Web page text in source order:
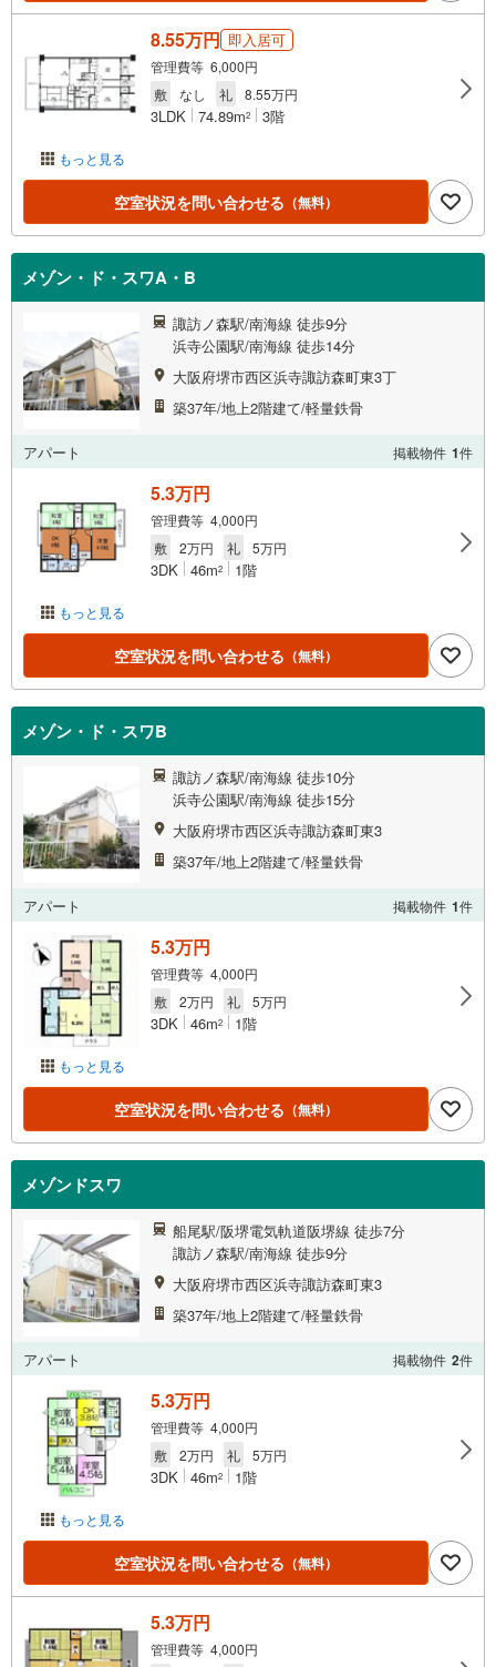
もっと見る
8.55万円 即入居可
管理費等 6,000円
敷
なし 礼 8.55万円
3LDK 74.89m2 3階
空室状況を問い合わせる （無料）
メゾン・ド・スワA・B
諏訪ノ森駅/南海線 徒歩9分
浜寺公園駅/南海線 徒歩14分
大阪府堺市西区浜寺諏訪森町東3丁
築37年/地上2階建て/軽量鉄骨
アパート 掲載物件 1件
もっと見る
5.3万円
管理費等 4,000円
敷
2万円 礼 5万円
3DK 46m2 1階
空室状況を問い合わせる （無料）
メゾン・ド・スワB
諏訪ノ森駅/南海線 徒歩10分
浜寺公園駅/南海線 徒歩15分
大阪府堺市西区浜寺諏訪森町東3
築37年/地上2階建て/軽量鉄骨
アパート 掲載物件 1件
もっと見る
5.3万円
管理費等 4,000円
敷
2万円 礼 5万円
3DK 46m2 1階
空室状況を問い合わせる （無料）
メゾンドスワ
船尾駅/阪堺電気軌道阪堺線 徒歩7分
諏訪ノ森駅/南海線 徒歩9分
大阪府堺市西区浜寺諏訪森町東3
築37年/地上2階建て/軽量鉄骨
アパート 掲載物件 2件
もっと見る
5.3万円
管理費等 4,000円
敷
2万円 礼 5万円
3DK 46m2 1階
空室状況を問い合わせる （無料）
5.3万円
管理費等 4,000円